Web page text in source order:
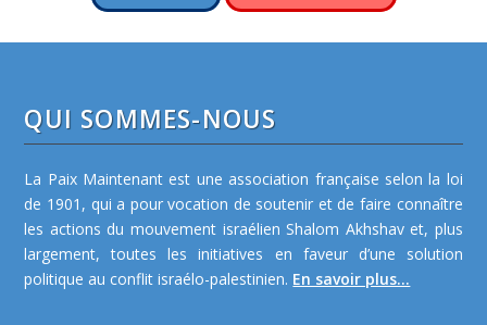
QUI SOMMES-NOUS
La Paix Maintenant est une association française selon la loi
de 1901, qui a pour vocation de soutenir et de faire connaître
les actions du mouvement israélien Shalom Akhshav et, plus
largement, toutes les initiatives en faveur d’une solution
politique au conflit israélo-palestinien. En savoir plus...